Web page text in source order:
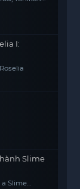
I:
Slime
Slime